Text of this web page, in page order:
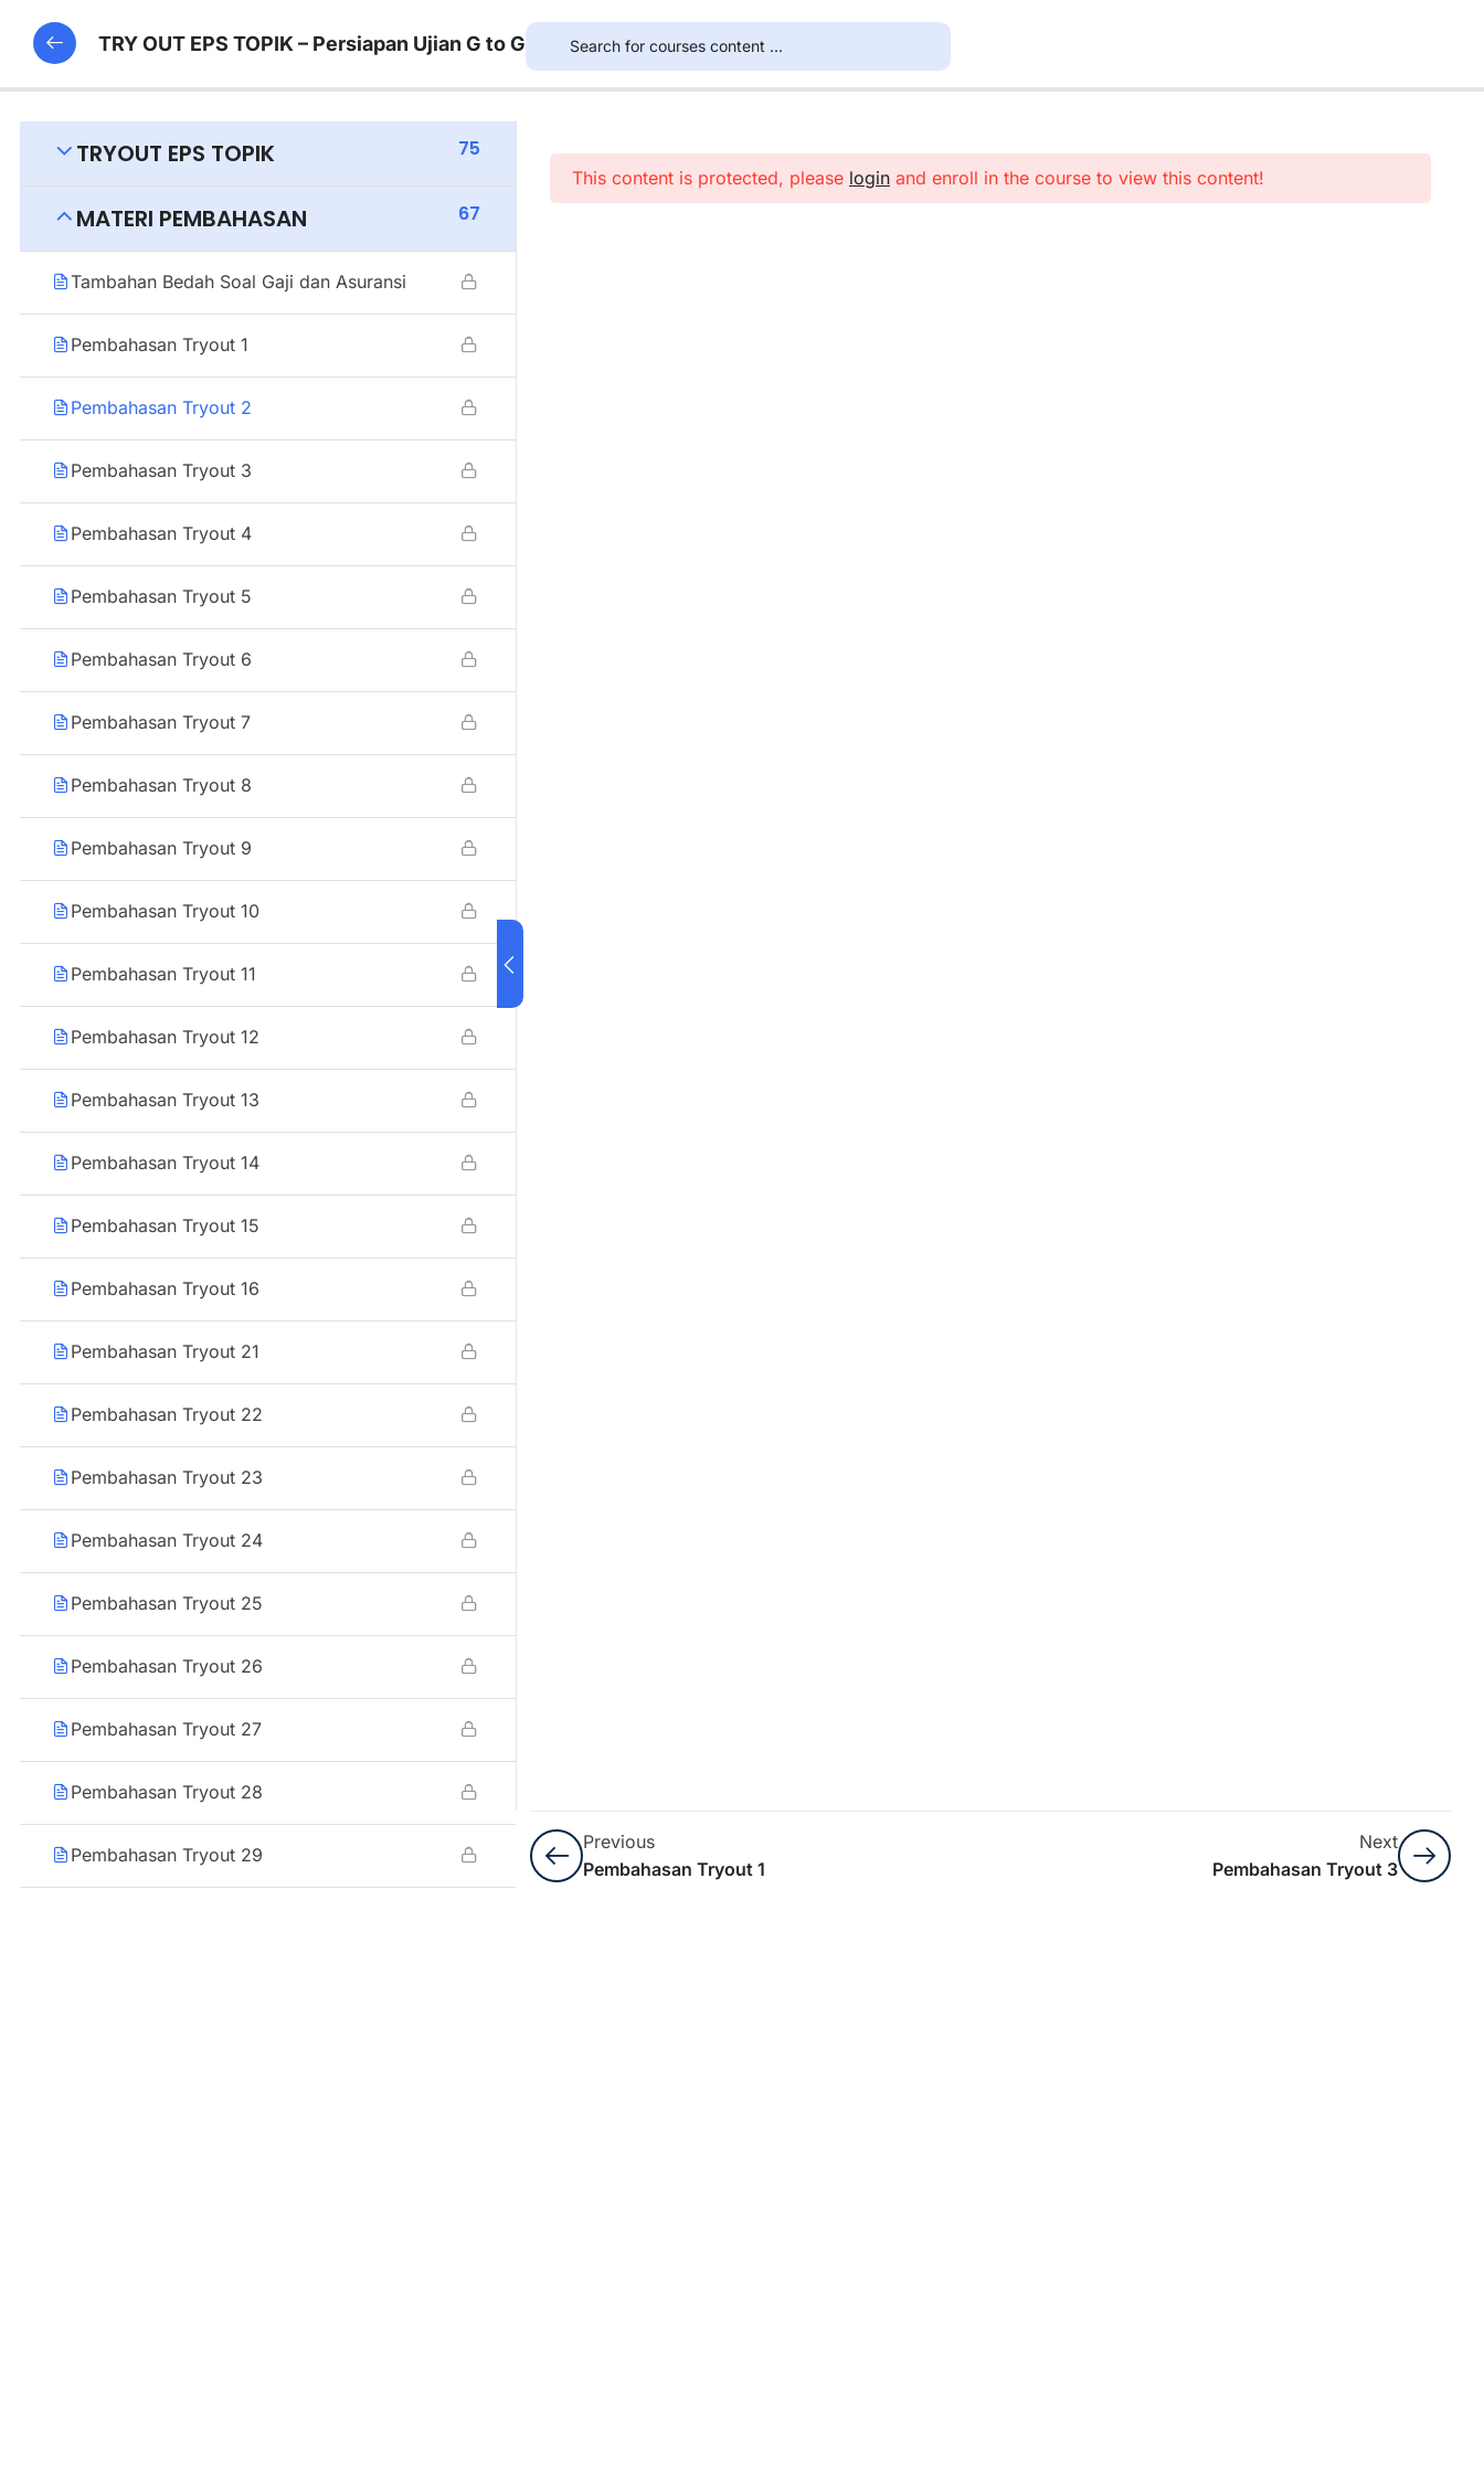
TRYOUT EPS TOPIK 75
MATERI PEMBAHASAN 67
Tambahan Bedah Soal Gaji dan Asuransi
Pembahasan Tryout 1
Pembahasan Tryout 2
Pembahasan Tryout 3
Pembahasan Tryout 4
Pembahasan Tryout 5
Pembahasan Tryout 6
Pembahasan Tryout 7
Pembahasan Tryout 8
Pembahasan Tryout 9
Pembahasan Tryout 10
Pembahasan Tryout 11
Pembahasan Tryout 12
Pembahasan Tryout 13
Pembahasan Tryout 14
Pembahasan Tryout 15
Pembahasan Tryout 16
Pembahasan Tryout 21
Pembahasan Tryout 22
Pembahasan Tryout 23
Pembahasan Tryout 24
Pembahasan Tryout 25
Pembahasan Tryout 26
Pembahasan Tryout 27
Pembahasan Tryout 28
Pembahasan Tryout 29
TRY OUT EPS TOPIK – Persiapan Ujian G to G
This content is protected, please login and enroll in the course to view this content!
Previous
Pembahasan Tryout 1
Next
Pembahasan Tryout 3